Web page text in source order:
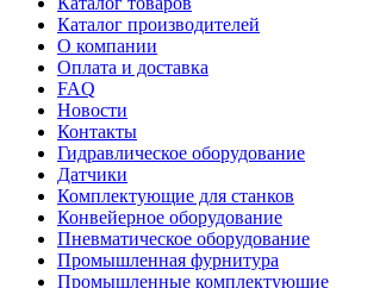
Каталог производителей
О компании
Оплата и доставка
FAQ
Новости
Контакты
Гидравлическое оборудование
Датчики
Комплектующие для станков
Конвейерное оборудование
Пневматическое оборудование
Промышленная фурнитура
Промышленные комплектующие